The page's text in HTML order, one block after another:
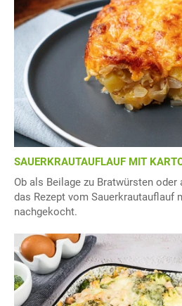
SAUERKRAUTAUFLAUF MIT
Ob als Beilage zu Bratwürsten
das Rezept vom Sauerkrautauflauf
nachgekocht.